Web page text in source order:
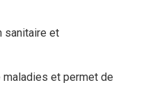
sanitaire et
et permet de